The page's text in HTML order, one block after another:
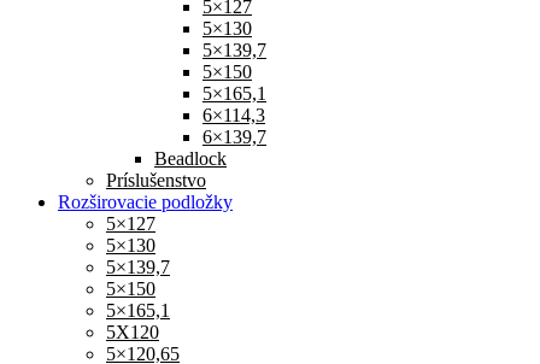
5×127
5×130
5×139,7
5×150
5×165,1
6×114,3
6×139,7
Beadlock
Príslušenstvo
Rozširovacie podložky
5×127
5×130
5×139,7
5×150
5×165,1
5X120
5×120,65